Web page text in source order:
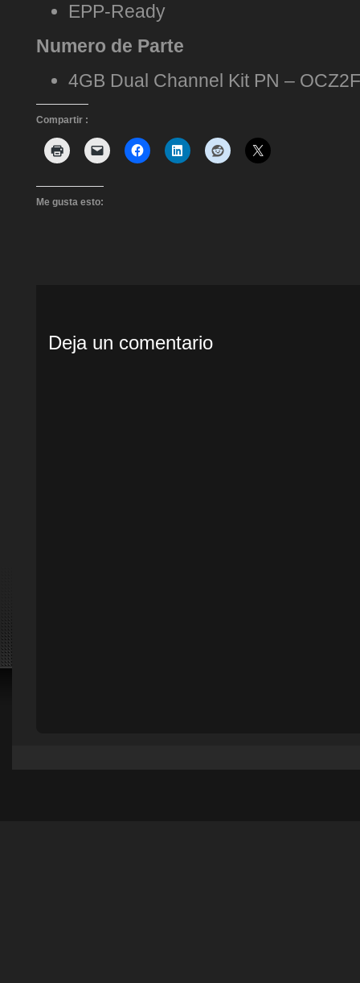
EPP-Ready
Numero de Parte
4GB Dual Channel Kit PN –
Compartir :
Me gusta esto:
Deja un comentario